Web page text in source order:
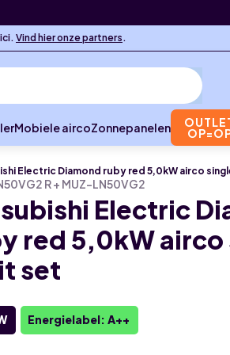
Vind hier onze partners.
Mobiele aircoZonnepanelen
Electric Diamond ruby red 5,0kW airco
R + MUZ-LN50VG2
Electric
red 5,0kW airco
set
Energielabel: A++